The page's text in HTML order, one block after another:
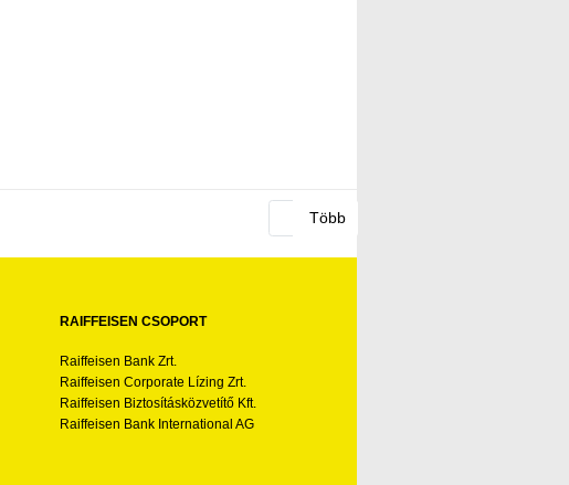
RAIFFEISEN CSOPORT
Raiffeisen Bank Zrt.
Raiffeisen Corporate Lízing Zrt.
Raiffeisen Biztosításközvetítő Kft.
Raiffeisen Bank International AG